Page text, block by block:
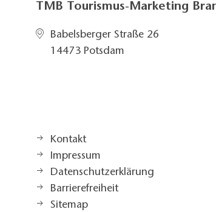
TMB Tourismus-Marketing
Babelsberger Straße 26
14473 Potsdam
Kontakt
Impressum
Datenschutzerklärung
Barrierefreiheit
Sitemap